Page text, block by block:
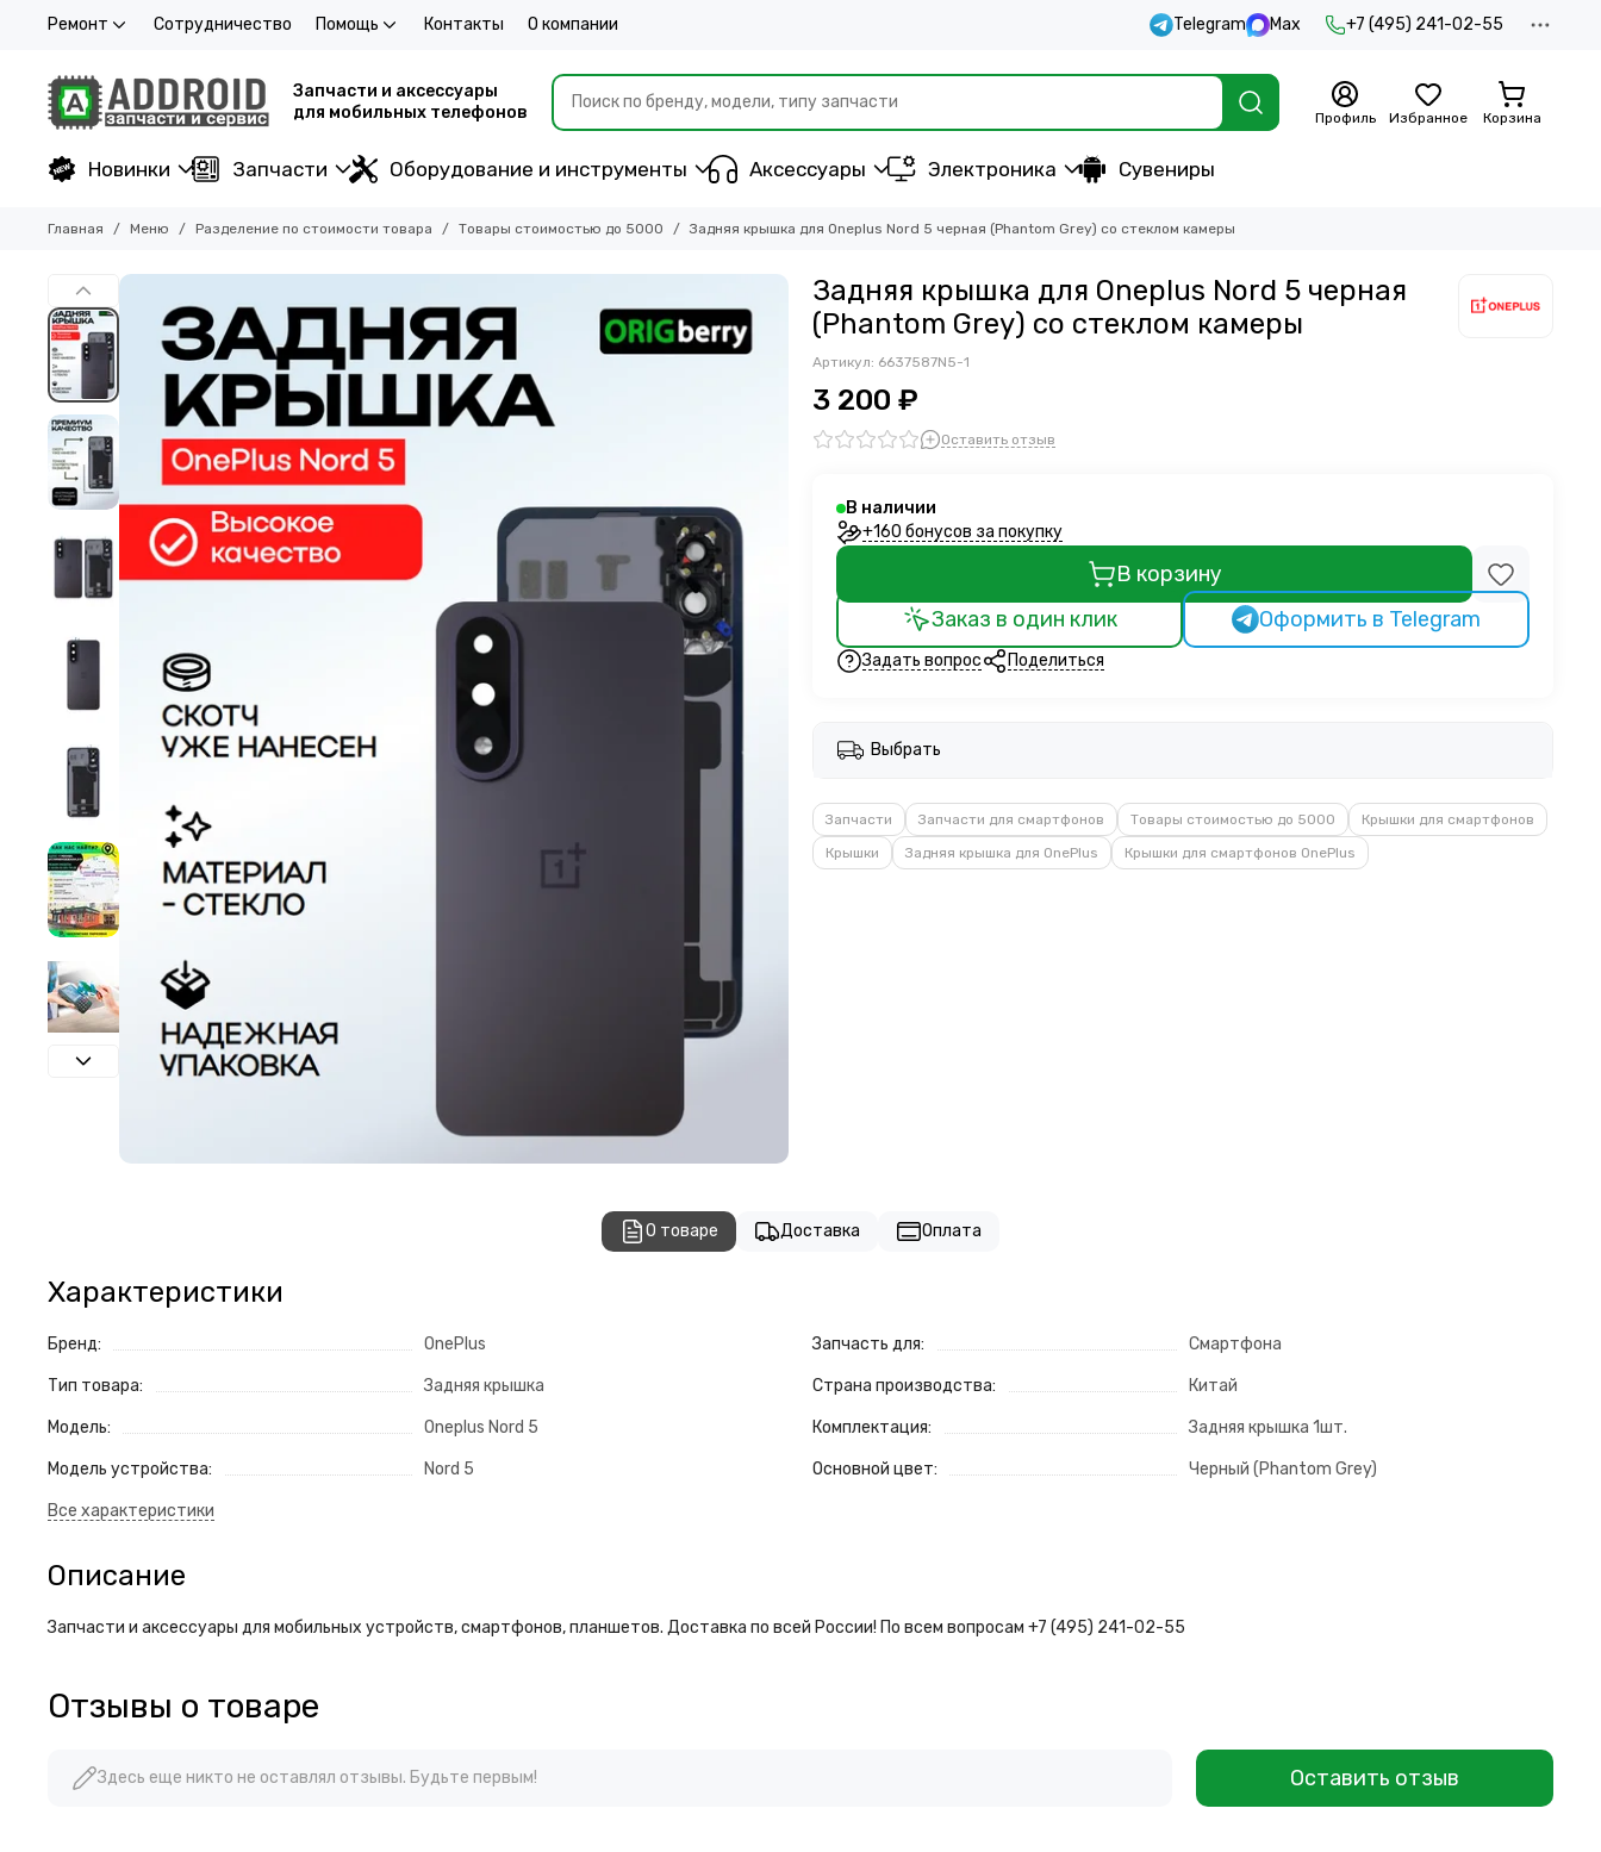
Ремонт Сотрудничество Помощь Контакты О компании Telegram Max +7 (495) 241-02-55
Запчасти и аксессуары
для мобильных телефонов
Профиль Избранное Корзина
Новинки Запчасти Оборудование и инструменты Аксессуары Электроника Сувениры
Главная Меню Разделение по стоимости товара Товары стоимостью до 5000 Задняя крышка для Oneplus Nord 5 черная (Phantom Grey) со стеклом камеры
Задняя крышка для Oneplus Nord 5 черная
(Phantom Grey) со стеклом камеры
Артикул: 6637587N5-1
3 200 ₽
Оставить отзыв
В наличии
+160 бонусов за покупку
В корзину
Заказ в один клик
Оформить в Telegram
Задать вопрос Поделиться
Выбрать
Запчасти Запчасти для смартфонов Товары стоимостью до 5000
Крышки для смартфонов
Крышки
Задняя крышка для OnePlus Крышки для смартфонов OnePlus
О товаре Доставка Оплата
Характеристики
Бренд: OnePlus
Тип товара: Задняя крышка
Модель: Oneplus Nord 5
Модель устройства: Nord 5
Запчасть для: Смартфона
Страна производства: Китай
Комплектация: Задняя крышка 1шт.
Основной цвет: Черный (Phantom Grey)
Описание
Запчасти и аксессуары для мобильных устройств, смартфонов, планшетов. Доставка по всей России! По всем вопросам +7 (495) 241-02-55
Отзывы о товаре
Здесь еще никто не оставлял отзывы. Будьте первым! Оставить отзыв